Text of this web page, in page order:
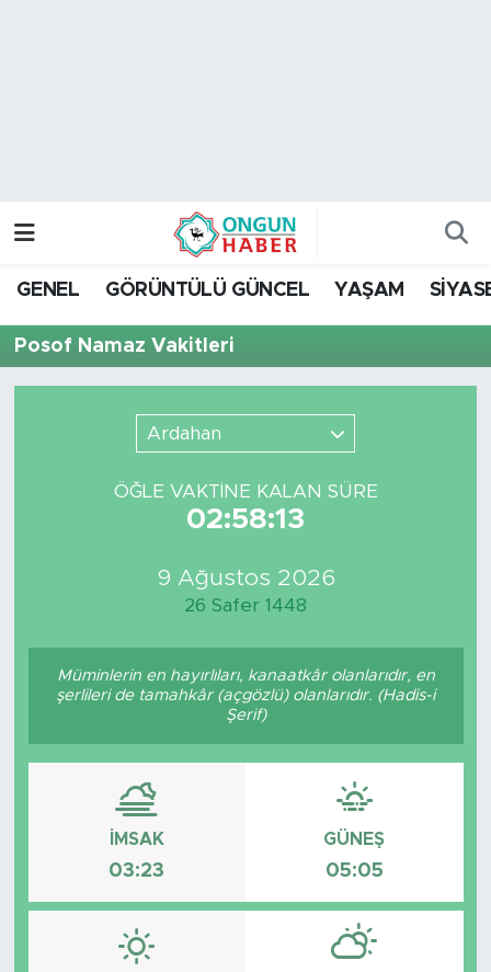
GENEL GÖRÜNTÜLÜ GÜNCEL YAŞAM
Posof Namaz Vakitleri
Ardahan
ÖĞLE VAKTİNE KALAN SÜRE
02:58:13
9 Ağustos 2026
26 Safer 1448
Müminlerin en hayırlıları, kanaatkâr olanlarıdır, en
şerlileri de tamahkâr (açgözlü) olanlarıdır. (Hadis-i
Şerif)
İMSAK
03:23
GÜNEŞ
05:05
Trafik Durumu
Son Dakika Haberleri